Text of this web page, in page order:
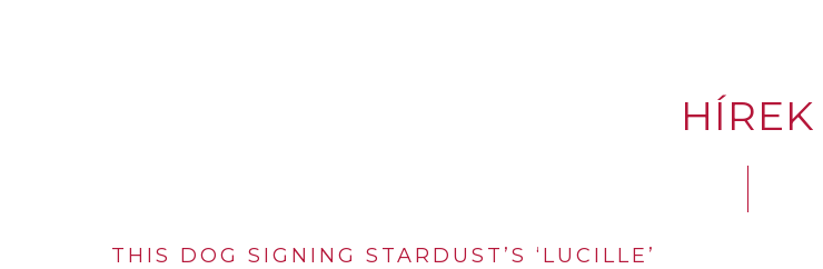
HÍREK
THIS DOG SIGNING STARDUST’S ‘LUCILLE’